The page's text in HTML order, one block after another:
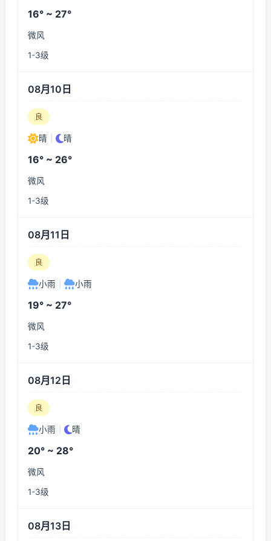
16° ~ 27°
微风
1-3级
08月10日
良
晴 晴
16° ~ 26°
微风
1-3级
08月11日
良
小雨 小雨
19° ~ 27°
微风
1-3级
08月12日
良
小雨 晴
20° ~ 28°
微风
1-3级
08月13日